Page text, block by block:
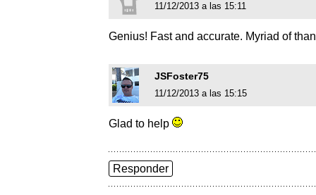
11/12/2013 a las 15:11
Genius! Fast and accurate. Myriad of
JSFoster75
11/12/2013 a las 15:15
Glad to help
Responder